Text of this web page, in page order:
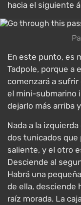
hacia el siguiente
En este punto, es
Tadpole, porque a
comenzará a
el mini-submarino
dejarlo más arriba
Nada a la
dos tunicados que
saliente, y el otro
Desciende al
Habrá una
de ella, desciende
raíz morada. La